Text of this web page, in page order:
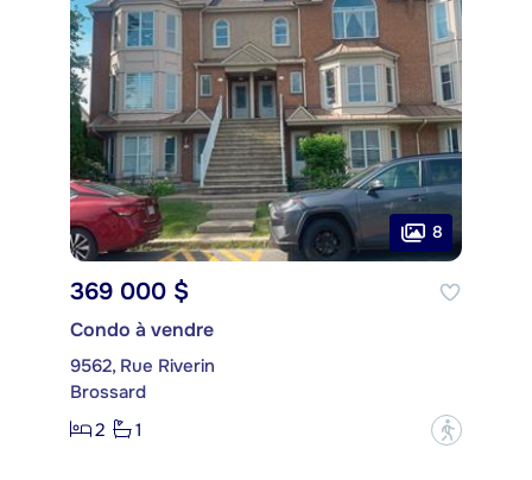
8
369 000 $
Condo à vendre
9562, Rue Riverin
Brossard
2
1 ?